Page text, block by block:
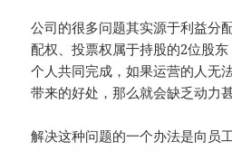
公司的很多问题其实源于利益分
配权、投票权属于持股的2位股
个人共同完成，如果运营的人无
带来的好处，那么就会缺乏动力
解决这种问题的一个办法是向员